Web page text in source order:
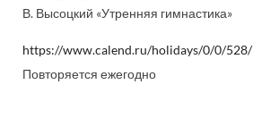
В. Высоцкий «Утренняя гимнастика»
https://www.calend.ru/holidays/0/0/528/
Повторяется ежегодно